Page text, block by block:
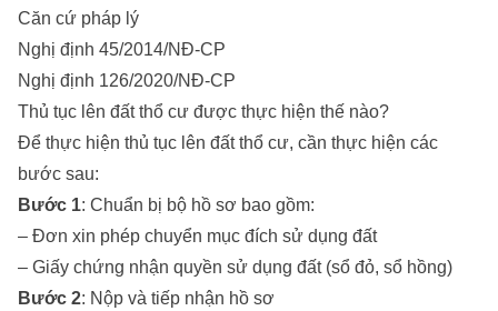
Căn cứ pháp lý
Nghị định 45/2014/NĐ-CP
Nghị định 126/2020/NĐ-CP
Thủ tục lên đất thổ cư được thực hiện thế nào?
Để thực hiện thủ tục lên đất thổ cư, cần thực hiện các
bước sau:
Bước 1: Chuẩn bị bộ hồ sơ bao gồm:
– Đơn xin phép chuyển mục đích sử dụng đất
– Giấy chứng nhận quyền sử dụng đất (sổ đỏ, sổ hồng)
Bước 2: Nộp và tiếp nhận hồ sơ